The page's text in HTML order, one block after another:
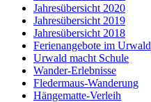
Jahresübersicht 2020
Jahresübersicht 2019
Jahresübersicht 2018
Ferienangebote im Urwald
Urwald macht Schule
Wander-Erlebnisse
Fledermaus-Wanderung
Hängematte-Verleih